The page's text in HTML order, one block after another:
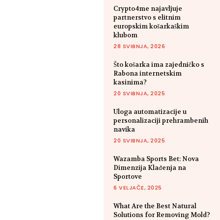
Crypto4me najavljuje
partnerstvo s elitnim
europskim košarkaškim
klubom
28 SVIBNJA, 2026
Što košarka ima zajedničko s
Rabona internetskim
kasinima?
20 SVIBNJA, 2025
Uloga automatizacije u
personalizaciji prehrambenih
navika
20 SVIBNJA, 2025
Wazamba Sports Bet: Nova
Dimenzija Klađenja na
Sportove
6 VELJAČE, 2025
What Are the Best Natural
Solutions for Removing Mold?